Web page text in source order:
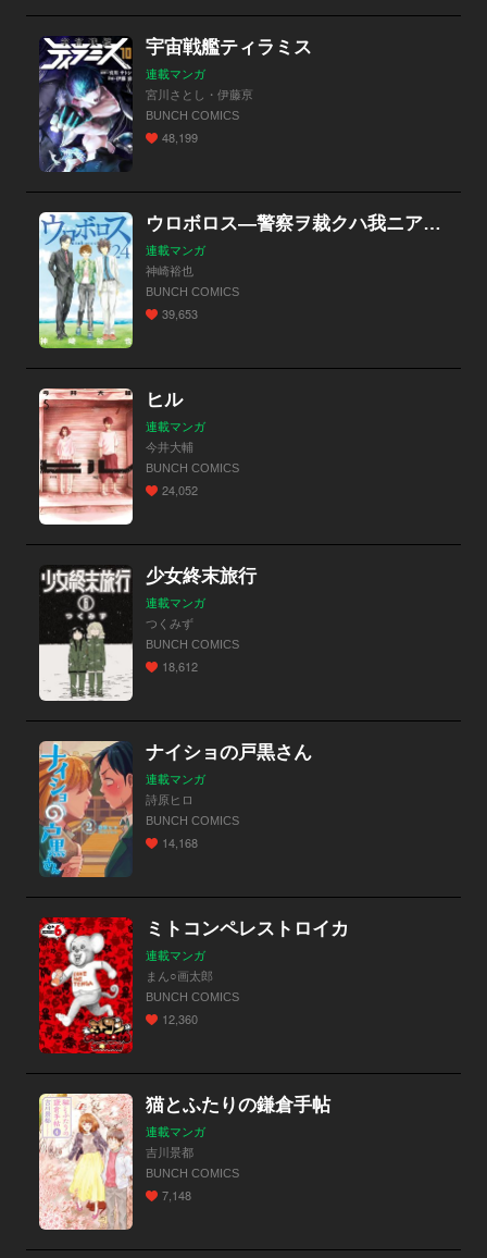
宇宙戦艦ティラミス
連載マンガ
宮川さとし・伊藤亰
BUNCH COMICS
48,199
ウロボロス―警察ヲ裁クハ我ニアリ―
連載マンガ
神崎裕也
BUNCH COMICS
39,653
ヒル
連載マンガ
今井大輔
BUNCH COMICS
24,052
少女終末旅行
連載マンガ
つくみず
BUNCH COMICS
18,612
ナイショの戸黒さん
連載マンガ
詩原ヒロ
BUNCH COMICS
14,168
ミトコンペレストロイカ
連載マンガ
まん○画太郎
BUNCH COMICS
12,360
猫とふたりの鎌倉手帖
連載マンガ
吉川景都
BUNCH COMICS
7,148